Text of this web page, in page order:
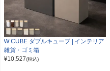
W CUBE ダブルキューブ | インテリア
雑貨・ゴミ箱
¥10,527(税込)